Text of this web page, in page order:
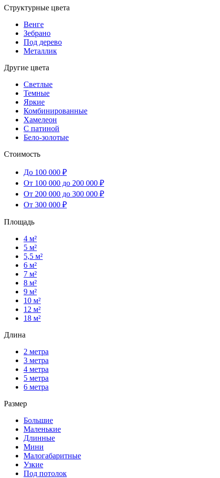
Структурные цвета
Венге
Зебрано
Под дерево
Металлик
Другие цвета
Светлые
Темные
Яркие
Комбинированные
Хамелеон
С патиной
Бело-золотые
Стоимость
До 100 000 ₽
От 100 000 до 200 000 ₽
От 200 000 до 300 000 ₽
От 300 000 ₽
Площадь
4 м²
5 м²
5,5 м²
6 м²
7 м²
8 м²
9 м²
10 м²
12 м²
18 м²
Длина
2 метра
3 метра
4 метра
5 метра
6 метра
Размер
Большие
Маленькие
Длинные
Мини
Малогабаритные
Узкие
Под потолок